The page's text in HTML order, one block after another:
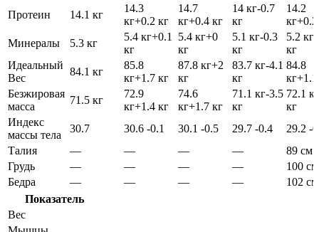
Протеин
14.1 кг
14.3
кг+0.2 кг
14.7
кг+0.4 кг
14 кг-0.7
кг
14.2
кг
Минералы
5.3 кг
5.4 кг+0.1
кг
5.4 кг+0
кг
5.1 кг-0.3
кг
5.2 кг
кг
Идеальный
Вес
84.1 кг
85.8
кг+1.7 кг
87.8 кг+2
кг
83.7 кг-4.1
кг
84.8
кг
Безжировая
масса
71.5 кг
72.9
кг+1.4 кг
74.6
кг+1.7 кг
71.1 кг-3.5
кг
72.1 кг
кг
Индекс
массы тела
30.7 30.6 -0.1 30.1 -0.5 29.7 -0.4 29.2 -
Талия
— — — —
89 см
Грудь
— — — —
100 см
Бедра
— — — —
102 см
Показатель
Вес